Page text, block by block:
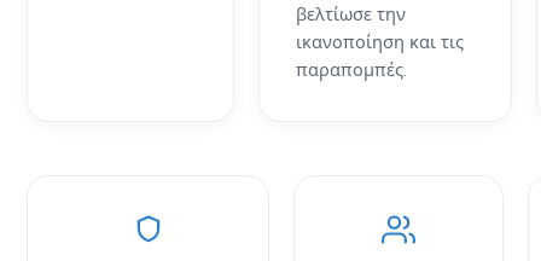
βελτίωσε την
ικανοποίηση και τις
παραπομπές.